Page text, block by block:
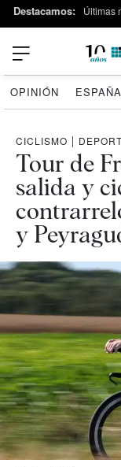
Destacamos: Últimas
OPINIÓN ESPAÑA
CICLISMO |
Tour de
salida y
y